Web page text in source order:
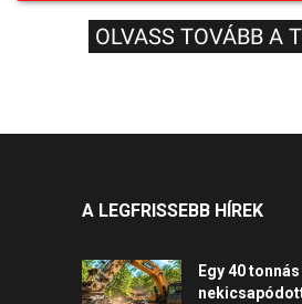
OLVASS TOVÁBB A
A LEGFRISSEBB HÍREK
Egy 40